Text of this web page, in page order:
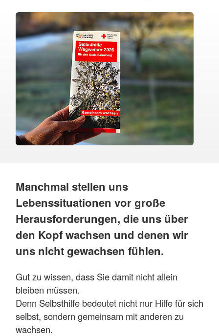
Manchmal stellen uns
Lebenssituationen vor große
Herausforderungen, die uns über
den Kopf wachsen und denen wir
uns nicht gewachsen fühlen.
Gut zu wissen, dass Sie damit nicht allein
bleiben müssen.
Denn Selbsthilfe bedeutet nicht nur Hilfe für sich
selbst, sondern gemeinsam mit anderen zu
wachsen.